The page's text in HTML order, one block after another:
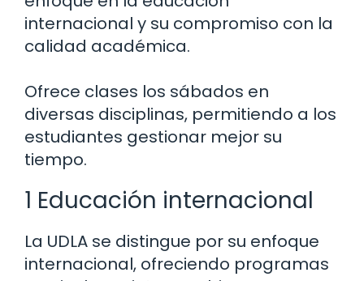
internacional y su compromiso con la
calidad académica.
Ofrece clases los sábados en
diversas disciplinas, permitiendo a los
estudiantes gestionar mejor su
tiempo.
1 Educación internacional
La UDLA se distingue por su enfoque
internacional, ofreciendo programas